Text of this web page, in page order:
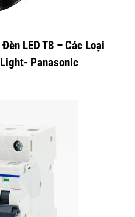
LED T8 – Các Loại
Panasonic